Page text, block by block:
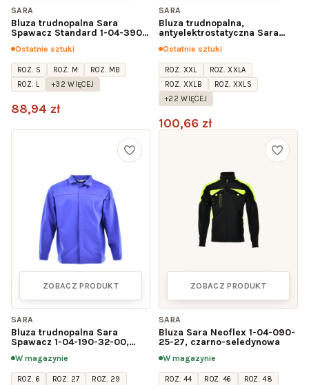
SARA
Bluza trudnopalna Sara
Spawacz Standard 1-04-390-
Ostatnie sztuki
ROZ. S ROZ. M
ROZ. MB
ROZ. L
+32 WIĘCEJ
88,94 zł
SARA
Bluza trudnopalna,
antyelektrostatyczna Sara
Ostatnie sztuki
ROZ. XXL
ROZ. XXLA
ROZ. XXLB
ROZ. XXLS
+22 WIĘCEJ
100,66 zł
ZOBACZ PRODUKT
SARA
Bluza trudnopalna Sara
Spawacz 1-04-190-32-00,
W magazynie
ROZ. 6 ROZ. 27
ROZ. 29
ZOBACZ PRODUKT
SARA
Bluza Sara Neoflex 1-04-090-
25-27, czarno-seledynowa
W magazynie
ROZ. 44 ROZ. 46
ROZ. 48